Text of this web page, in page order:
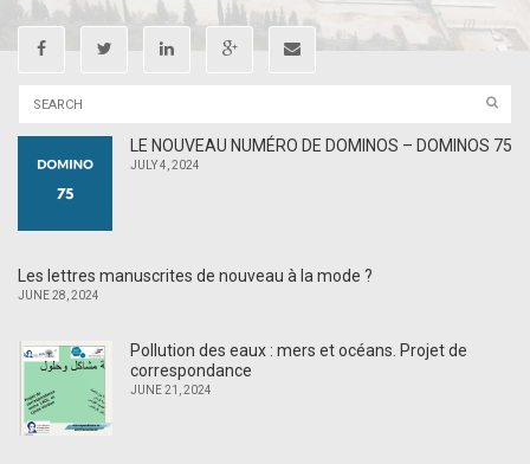
LE NOUVEAU NUMÉRO DE DOMINOS – DOMINOS 75
JULY 4, 2024
Les lettres manuscrites de nouveau à la mode ?
JUNE 28, 2024
Pollution des eaux : mers et océans. Projet de
correspondance
JUNE 21, 2024